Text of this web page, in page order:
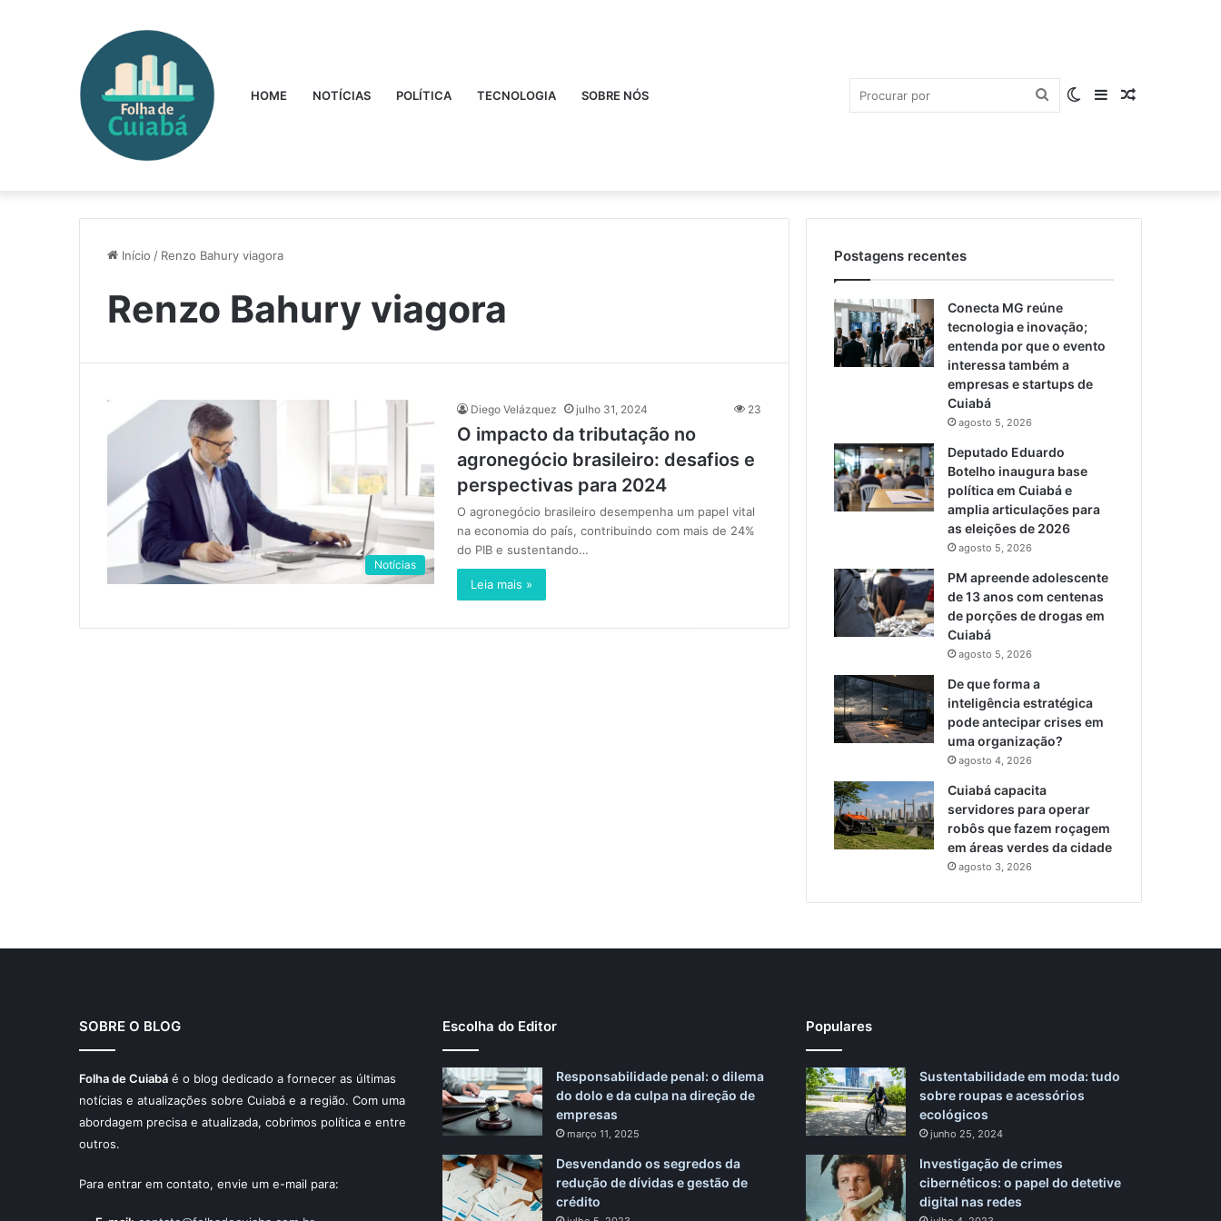
HOME NOTÍCIAS POLÍTICA TECNOLOGIA SOBRE NÓS Artigo
Barra
Lateral
Switch
skin
Procurar
por
Início / Renzo Bahury viagora
Renzo Bahury viagora
Notícias
Diego Velázquez julho 31, 2024 23
O impacto da tributação no
agronegócio brasileiro: desafios e
perspectivas para 2024
O agronegócio brasileiro desempenha um papel vital
na economia do país, contribuindo com mais de 24%
do PIB e sustentando…
Leia mais »
Postagens recentes
Conecta MG reúne
tecnologia e inovação;
entenda por que o evento
interessa também a
empresas e startups de
Cuiabá
agosto 5, 2026
Deputado Eduardo
Botelho inaugura base
política em Cuiabá e
amplia articulações para
as eleições de 2026
agosto 5, 2026
PM apreende adolescente
de 13 anos com centenas
de porções de drogas em
Cuiabá
agosto 5, 2026
De que forma a
inteligência estratégica
pode antecipar crises em
uma organização?
agosto 4, 2026
Cuiabá capacita
servidores para operar
robôs que fazem roçagem
em áreas verdes da cidade
agosto 3, 2026
SOBRE O BLOG
Folha de Cuiabá é o blog dedicado a fornecer as últimas
notícias e atualizações sobre Cuiabá e a região. Com uma
abordagem precisa e atualizada, cobrimos política e entre
outros.
Para entrar em contato, envie um e-mail para:
Escolha do Editor
Responsabilidade penal: o dilema
do dolo e da culpa na direção de
empresas
março 11, 2025
Desvendando os segredos da
redução de dívidas e gestão de
crédito
Populares
Sustentabilidade em moda: tudo
sobre roupas e acessórios
ecológicos
junho 25, 2024
Investigação de crimes
cibernéticos: o papel do detetive
digital nas redes